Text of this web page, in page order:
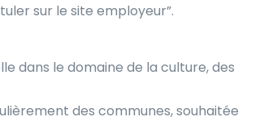
sur le site employeur”.
dans le domaine de la culture, des
des communes, souhaitée